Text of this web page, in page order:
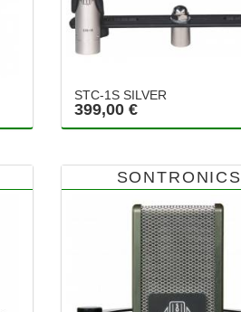
STC-1S SILVER
399,00 €
SONTRONICS